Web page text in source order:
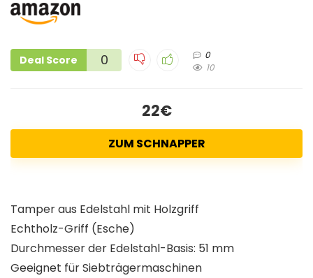
Deal Score 0
0
10
22€
ZUM SCHNAPPER
Tamper aus Edelstahl mit Holzgriff
Echtholz-Griff (Esche)
Durchmesser der Edelstahl-Basis: 51 mm
Geeignet für Siebträgermaschinen